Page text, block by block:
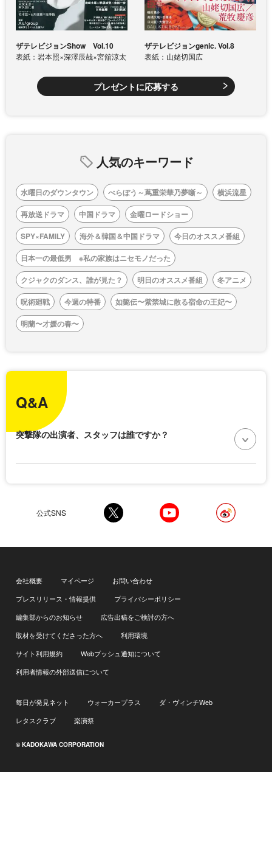
ザテレビジョンShow Vol.10
表紙：岩本照×深澤辰哉×宮舘涼太
ザテレビジョンgenic. Vol.8
表紙：山姥切国広
プレゼントに応募する
人気のキーワード
水曜日のダウンタウン べらぼう～蔦重栄華乃夢噺～
横浜流星
再放送ドラマ
中国ドラマ
金曜ロードショー
SPY×FAMILY
海外＆韓国＆中国ドラマ
今日のオススメ番組
日本一の最低男 ※私の家族はニセモノだった
クジャクのダンス、誰が見た？
明日のオススメ番組
冬アニメ
呪術廻戦
今週の特番
如懿伝〜紫禁城に散る宿命の王妃〜
明蘭〜才媛の春〜
Q&A
突撃隊の出演者、スタッフは誰ですか？
公式SNS
会社概要 マイページ
お問い合わせ
プレスリリース・情報提供
プライバシーポリシー
編集部からのお知らせ
広告出稿をご検討の方へ
取材を受けてくださった方へ
利用環境
サイト利用規約
Webプッシュ通知について
利用者情報の外部送信について
毎日が発見ネット ウォーカープラス
ダ・ヴィンチWeb
レタスクラブ
楽演祭
© KADOKAWA CORPORATION